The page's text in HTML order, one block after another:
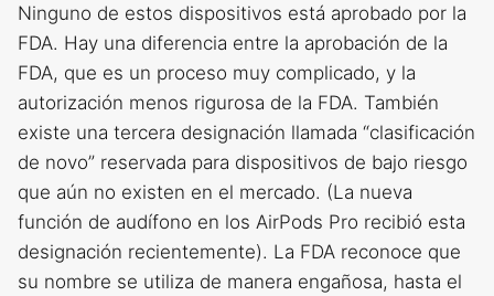
Ninguno de estos dispositivos está aprobado por la
FDA. Hay una diferencia entre la aprobación de la
FDA, que es un proceso muy complicado, y la
autorización menos rigurosa de la FDA. También
existe una tercera designación llamada “clasificación
de novo” reservada para dispositivos de bajo riesgo
que aún no existen en el mercado. (La nueva
función de audífono en los AirPods Pro recibió esta
designación recientemente). La FDA reconoce que
su nombre se utiliza de manera engañosa, hasta el